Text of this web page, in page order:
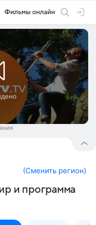
Фильмы онлайн
(Сменить регион)
и программа